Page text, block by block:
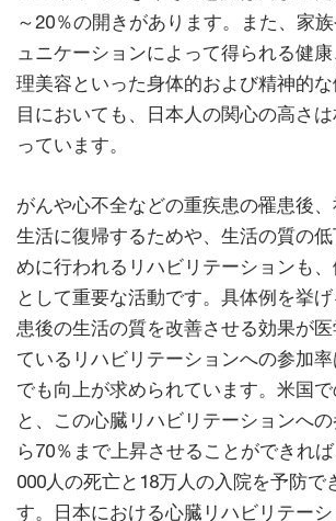
～20％の開きがあります。また、家
ュニケーションによって得られる健康
理美容といった身体的および精神的
目においても、日本人の関心の高さ
っています。
がんや心不全などの重疾患の罹患後
生活に復帰するためや、生活の質の
めに行われるリハビリテーションも
として重要な活動です。具体例を挙
患後の生活の質を改善させる効果が
ているリハビリテーションへの参加
でも向上が求められています。米国
と、この心臓リハビリテーションへ
ら70％まで上昇させることができれ
000人の死亡と18万人の入院を予防で
す。日本における心臓リハビリテー